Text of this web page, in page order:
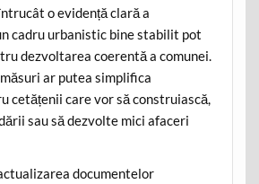
o evidență clară a
cadru urbanistic bine stabilit pot
dezvoltarea coerentă a comunei.
ar putea simplifica
cetățenii care vor să construiască,
sau să dezvolte mici afaceri
documentelor